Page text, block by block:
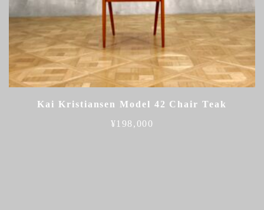
Kai Kristiansen Model 42 Chair Teak
¥198,000